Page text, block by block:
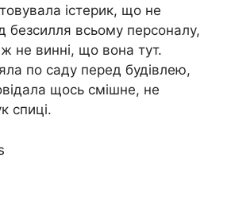
істерик, що не
безсилля всьому персоналу,
не винні, що вона тут.
по саду перед будівлею,
щось смішне, не
спиці.